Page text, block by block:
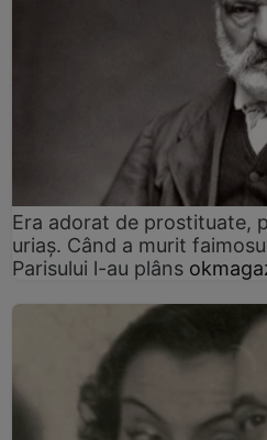
Era adorat de prostituate,
uriaș. Când a murit
Parisului l-au plâns